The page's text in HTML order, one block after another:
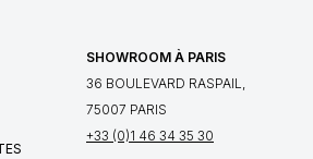
SHOWROOM À PARIS
36 BOULEVARD RASPAIL,
75007 PARIS
+33 (0)1 46 34 35 30